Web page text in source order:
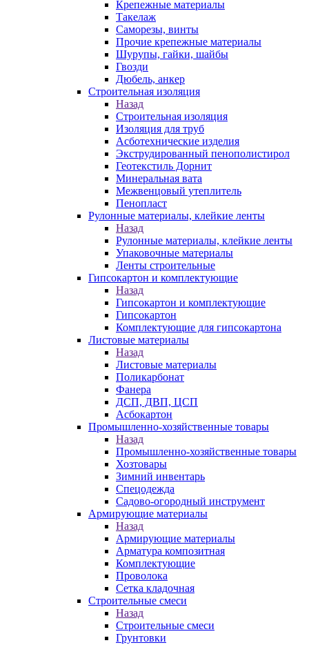
Крепежные материалы
Такелаж
Саморезы, винты
Прочие крепежные материалы
Шурупы, гайки, шайбы
Гвозди
Дюбель, анкер
Строительная изоляция
Назад
Строительная изоляция
Изоляция для труб
Асботехнические изделия
Экструдированный пенополистирол
Геотекстиль Дорнит
Минеральная вата
Межвенцовый утеплитель
Пенопласт
Рулонные материалы, клейкие ленты
Назад
Рулонные материалы, клейкие ленты
Упаковочные материалы
Ленты строительные
Гипсокартон и комплектующие
Назад
Гипсокартон и комплектующие
Гипсокартон
Комплектующие для гипсокартона
Листовые материалы
Назад
Листовые материалы
Поликарбонат
Фанера
ДСП, ДВП, ЦСП
Асбокартон
Промышленно-хозяйственные товары
Назад
Промышленно-хозяйственные товары
Хозтовары
Зимний инвентарь
Спецодежда
Садово-огородный инструмент
Армирующие материалы
Назад
Армирующие материалы
Арматура композитная
Комплектующие
Проволока
Сетка кладочная
Строительные смеси
Назад
Строительные смеси
Грунтовки